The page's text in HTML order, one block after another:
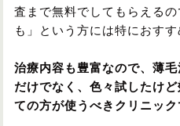
査まで無料でしてもらえる
も」という方には特におすす
治療内容も豊富なので、薄
だけでなく、色々試したけ
ての方が使うべきクリニック